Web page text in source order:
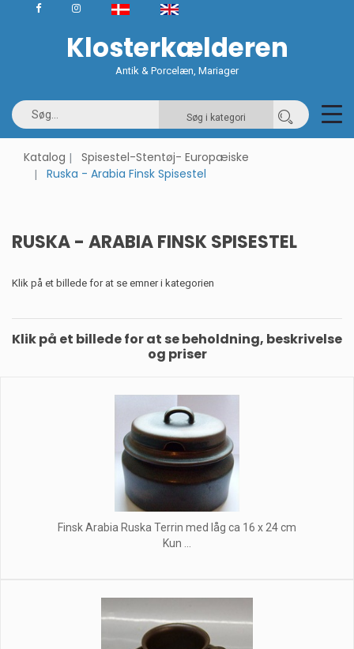
Klosterkælderen
Antik & Porcelæn, Mariager
Søg i kategori
Katalog
Spisestel-Stentøj- Europæiske
Ruska - Arabia Finsk Spisestel
RUSKA - ARABIA FINSK SPISESTEL
Klik på et billede for at se emner i kategorien
Klik på et billede for at se beholdning, beskrivelse
og priser
Finsk Arabia Ruska Terrin med låg ca 16 x 24 cm
Kun ...